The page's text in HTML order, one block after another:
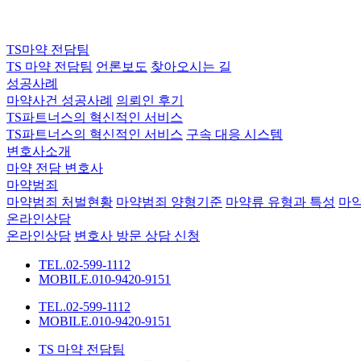
TS마약 전담팀
TS 마약 전담팀 언론보도 찾아오시는 길
성공사례
마약사건 성공사례 의뢰인 후기
TS파트너스의 혁신적인 서비스
TS파트너스의 혁신적인 서비스 구속 대응 시스템
변호사소개
마약 전담 변호사
마약범죄
마약범죄 처벌현황 마약범죄 양형기준 마약류 유형과 특성 마
온라인상담
온라인상담 변호사 방문 상담 신청
TEL.02-599-1112
MOBILE.010-9420-9151
TEL.02-599-1112
MOBILE.010-9420-9151
TS 마약 전담팀